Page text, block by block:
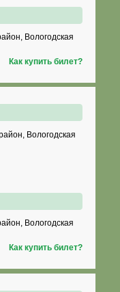
Вологодская
Как купить билет?
Вологодская
Вологодская
Как купить билет?